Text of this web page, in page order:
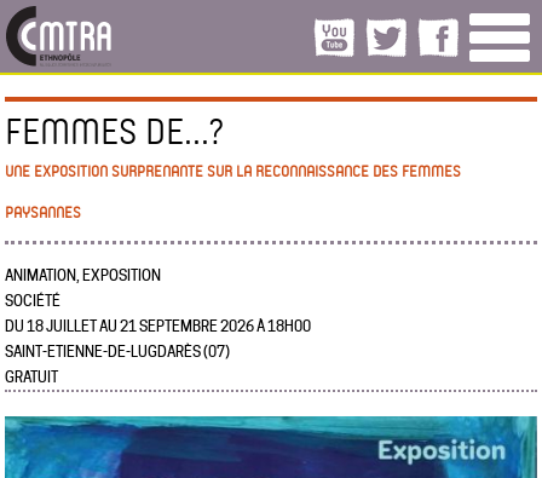
FEMMES DE...?
UNE EXPOSITION SURPRENANTE SUR LA RECONNAISSANCE DES FEMMES
PAYSANNES
ANIMATION, EXPOSITION
SOCIÉTÉ
DU 18 JUILLET AU 21 SEPTEMBRE 2026 À 18H00
SAINT-ETIENNE-DE-LUGDARÈS (07)
GRATUIT